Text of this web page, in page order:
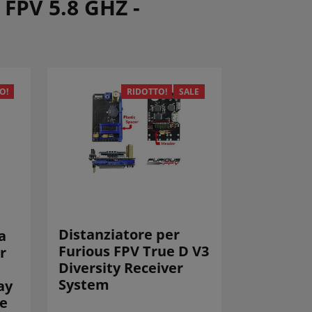
5.8 GHZ -
RIDOTTO! SALE
Distanziatore per
Furious FPV True D V3
Diversity Receiver
System